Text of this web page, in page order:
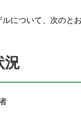
について、次のと
況